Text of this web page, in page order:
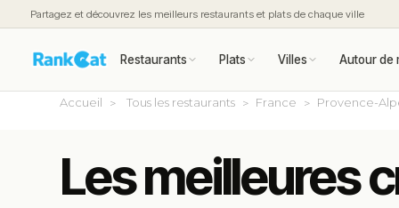
Partagez et découvrez les meilleurs restaurants et plats de chaque ville
Restaurants Plats Villes Autour de
Accueil Tous les restaurants France Provence-
Les meilleures